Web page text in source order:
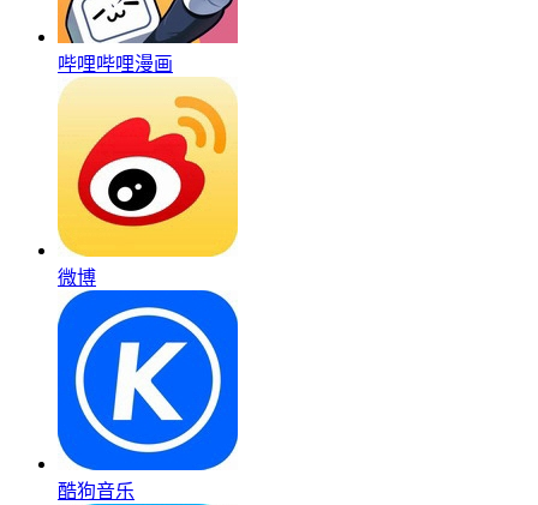
哔哩哔哩漫画
微博
酷狗音乐